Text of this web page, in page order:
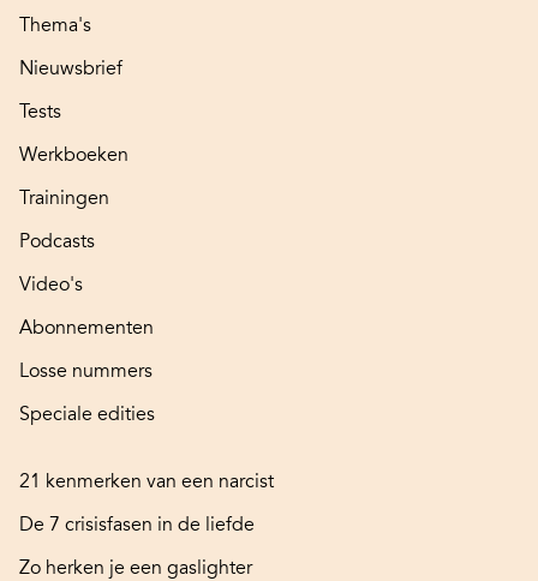
Thema's
Nieuwsbrief
Tests
Werkboeken
Trainingen
Podcasts
Video's
Abonnementen
Losse nummers
Speciale edities
21 kenmerken van een narcist
De 7 crisisfasen in de liefde
Zo herken je een gaslighter